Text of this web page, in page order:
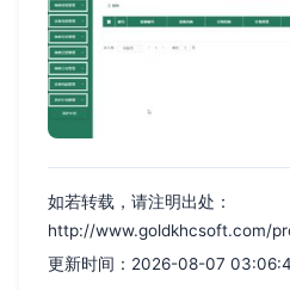
如若转载，请注明出处：
http://www.goldkhcsoft.com/
更新时间：2026-08-07